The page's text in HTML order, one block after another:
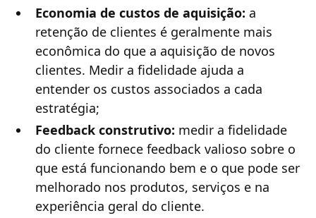
Economia de custos de aquisição: a
retenção de clientes é geralmente mais
econômica do que a aquisição de novos
clientes. Medir a fidelidade ajuda a
entender os custos associados a cada
estratégia;
Feedback construtivo: medir a fidelidade
do cliente fornece feedback valioso sobre o
que está funcionando bem e o que pode ser
melhorado nos produtos, serviços e na
experiência geral do cliente.